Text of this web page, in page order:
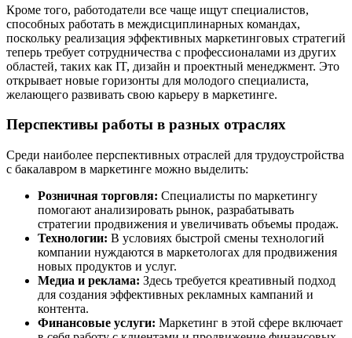
Кроме того, работодатели все чаще ищут специалистов,
способных работать в междисциплинарных командах,
поскольку реализация эффективных маркетинговых стратегий
теперь требует сотрудничества с профессионалами из других
областей, таких как IT, дизайн и проектный менеджмент. Это
открывает новые горизонты для молодого специалиста,
желающего развивать свою карьеру в маркетинге.
Перспективы работы в разных отраслях
Среди наиболее перспективных отраслей для трудоустройства
с бакалавром в маркетинге можно выделить:
Розничная торговля: Специалисты по маркетингу
помогают анализировать рынок, разрабатывать
стратегии продвижения и увеличивать объемы продаж.
Технологии: В условиях быстрой смены технологий
компании нуждаются в маркетологах для продвижения
новых продуктов и услуг.
Медиа и реклама: Здесь требуется креативный подход
для создания эффективных рекламных кампаний и
контента.
Финансовые услуги: Маркетинг в этой сфере включает